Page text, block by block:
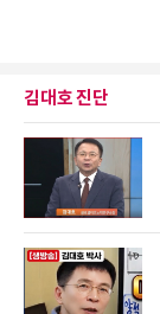
김대호 진단